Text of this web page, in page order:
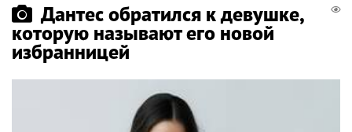
Дантес обратился к девушке,
которую называют его новой
избранницей